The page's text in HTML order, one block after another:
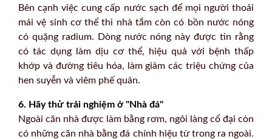
Bên cạnh việc cung cấp nước sạch để mọi người thoải
mái vệ sinh cơ thể thì nhà tắm còn có bồn nước nóng
có quặng radium. Dòng nước nóng này được tin rằng
có tác dụng làm dịu cơ thể, hiệu quả với bệnh thấp
khớp và đường tiêu hóa, làm giảm các triệu chứng của
hen suyễn và viêm phế quản.
6. Hãy thử trải nghiệm ở "Nhà đá"
Ngoài căn nhà được làm bằng rơm, ngôi làng cổ đại còn
có những căn nhà bằng đá chính hiệu từ trong ra ngoài.